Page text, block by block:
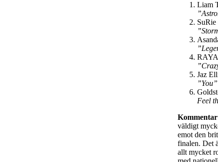
Liam
SuRie
RAYA
Jaz
”You”
Feel
väldigt
emot den
finalen. Det
allt mycket